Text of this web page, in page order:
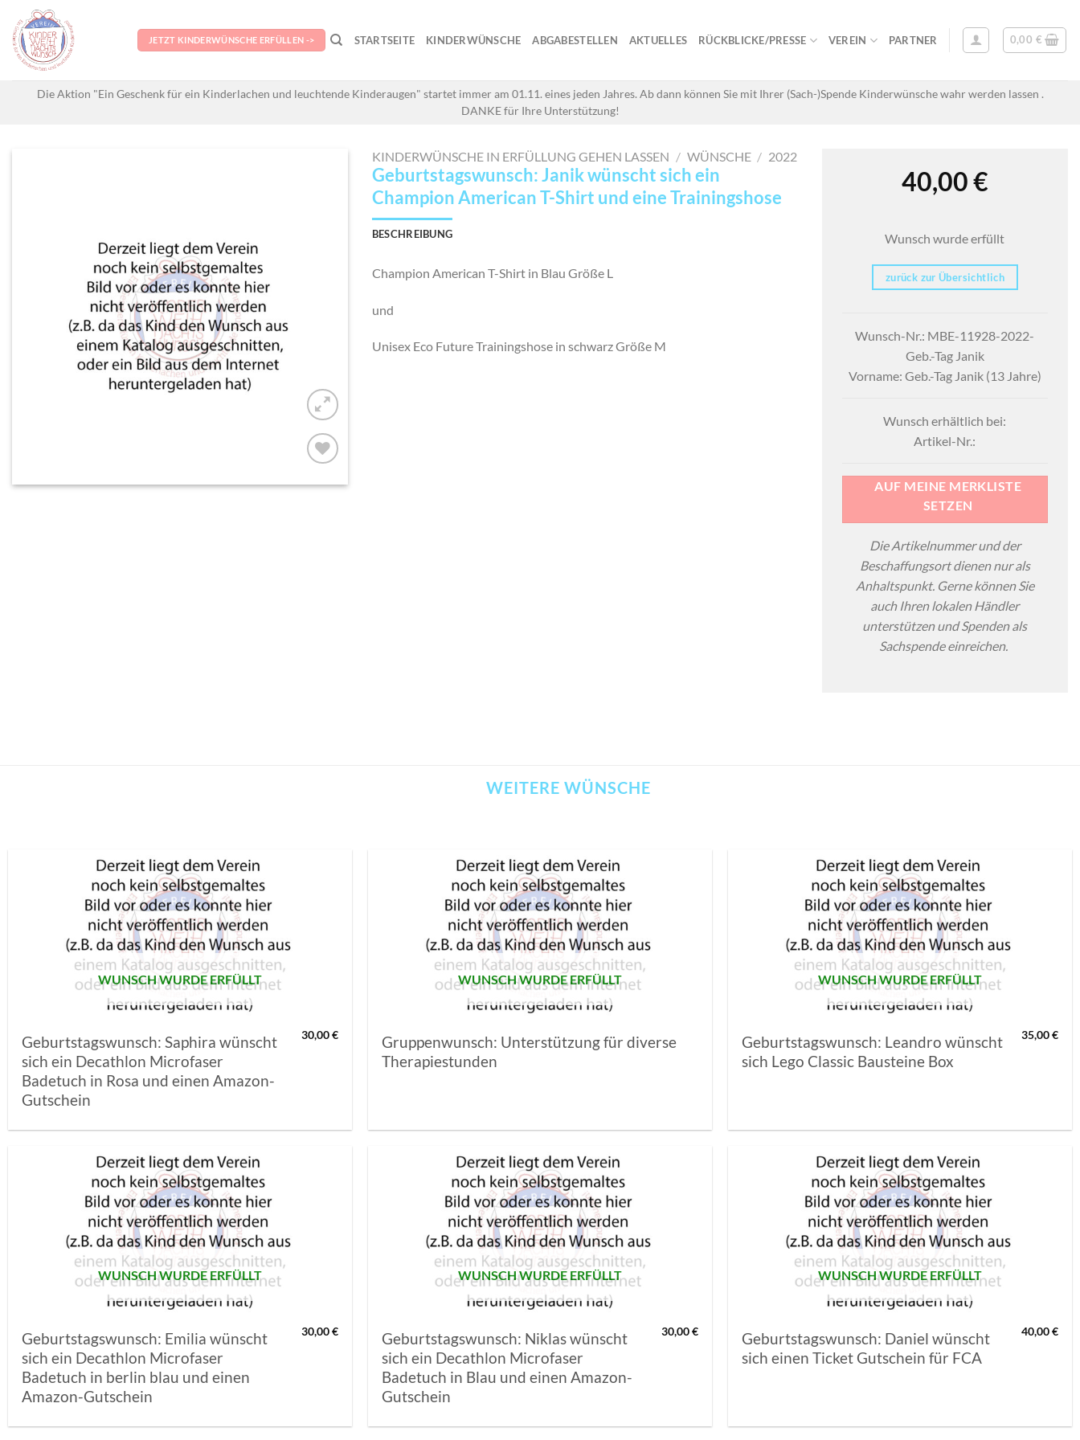
content
JETZT KINDERWÜNSCHE ERFÜLLEN -> STARTSEITE KINDERWÜNSCHE ABGABESTELLEN AKTUELLES RÜCKBLICKE/PRESSE VEREIN PARTNER 0,00 €
Die Aktion "Ein Geschenk für ein Kinderlachen und leuchtende Kinderaugen" startet immer am 01.11. eines jeden Jahres. Ab dann können Sie mit Ihrer (Sach-)Spende Kinderwünsche wahr werden lassen .
DANKE für Ihre Unterstützung!
AUF MEINE
KINDERWÜNSCHE IN ERFÜLLUNG GEHEN LASSEN / WÜNSCHE / 2022
Geburtstagswunsch: Janik wünscht sich ein
Champion American T-Shirt und eine Trainingshose
BESCHREIBUNG
Champion American T-Shirt in Blau Größe L
und
Unisex Eco Future Trainingshose in schwarz Größe M
40,00€
Wunsch wurde erfüllt
zurück zur Übersichtlich
Wunsch-Nr.: MBE-11928-2022-
Geb.-Tag Janik
Vorname: Geb.-Tag Janik (13 Jahre)
Wunsch erhältlich bei:
Artikel-Nr.:
AUF MEINE MERKLISTE
SETZEN
Die Artikelnummer und der
Beschaffungsort dienen nur als
Anhaltspunkt. Gerne können Sie
auch Ihren lokalen Händler
unterstützen und Spenden als
Sachspende einreichen.
WEITERE WÜNSCHE
WUNSCH WURDE ERFÜLLT
Geburtstagswunsch: Saphira wünscht
sich ein Decathlon Microfaser
Badetuch in Rosa und einen Amazon-
Gutschein
30,00€
WUNSCH WURDE ERFÜLLT
Gruppenwunsch: Unterstützung für diverse
Therapiestunden
WUNSCH WURDE ERFÜLLT
Geburtstagswunsch: Leandro wünscht
sich Lego Classic Bausteine Box
35,00€
WUNSCH WURDE ERFÜLLT
Geburtstagswunsch: Emilia wünscht
sich ein Decathlon Microfaser
Badetuch in berlin blau und einen
Amazon-Gutschein
30,00€
WUNSCH WURDE ERFÜLLT
Geburtstagswunsch: Niklas wünscht
sich ein Decathlon Microfaser
Badetuch in Blau und einen Amazon-
Gutschein
30,00€
WUNSCH WURDE ERFÜLLT
Geburtstagswunsch: Daniel wünscht
sich einen Ticket Gutschein für FCA
40,00€